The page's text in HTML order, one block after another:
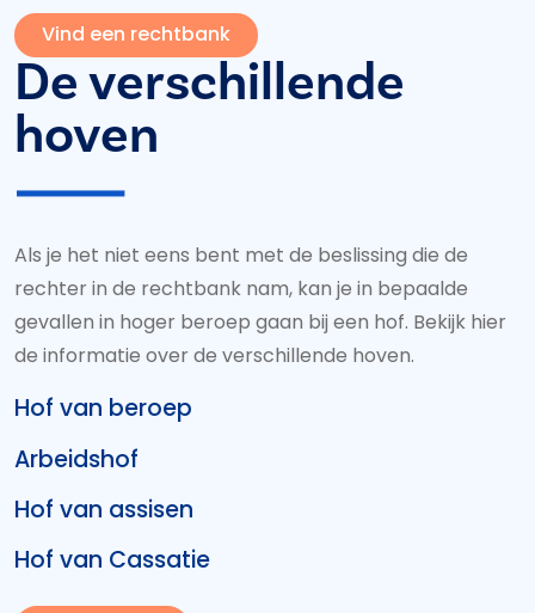
Vind een rechtbank
De verschillende
hoven
Als je het niet eens bent met de beslissing die de
rechter in de rechtbank nam, kan je in bepaalde
gevallen in hoger beroep gaan bij een hof. Bekijk hier
de informatie over de verschillende hoven.
Hof van beroep
Arbeidshof
Hof van assisen
Hof van Cassatie